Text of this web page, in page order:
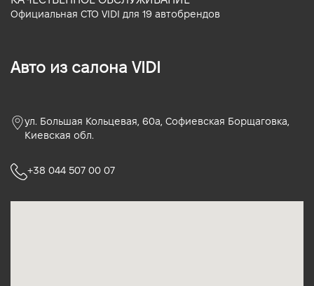
Официальная СТО VIDI для 19 автобрендов
Авто из салона VIDI
ул. Большая Кольцевая, 60а, Софиевская Борщаговка,
Киевская обл.
+38 044 507 00 07